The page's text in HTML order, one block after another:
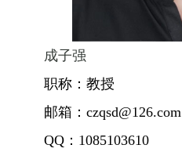
成子强
职称： 教授
邮箱： czqsd@126.com
QQ： 1085103610